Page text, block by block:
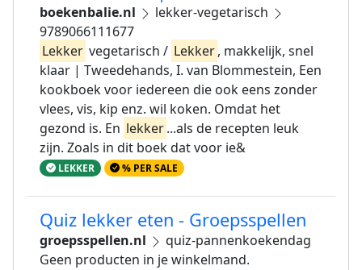
boekenbalie.nl
lekker-vegetarisch
9789066111677
Lekker vegetarisch / Lekker, makkelijk, snel
klaar | Tweedehands, I. van Blommestein, Een
kookboek voor iedereen die ook eens zonder
vlees, vis, kip enz. wil koken. Omdat het
gezond is. En lekker...als de recepten leuk
zijn. Zoals in dit boek dat voor ie&
LEKKER % PER SALE
Quiz lekker eten - Groepsspellen
groepsspellen.nl
quiz-pannenkoekendag
Geen producten in je winkelmand.